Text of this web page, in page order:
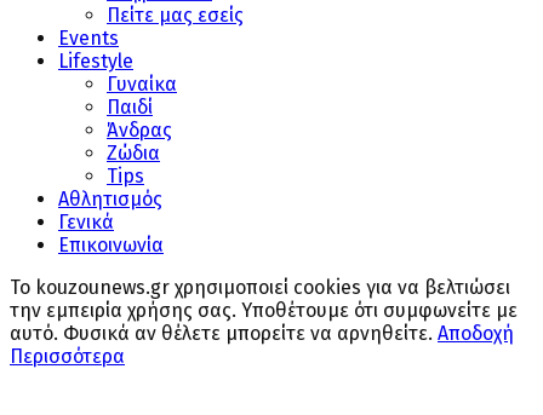
Πείτε μας εσείς
Events
Lifestyle
Γυναίκα
Παιδί
Άνδρας
Ζώδια
Tips
Αθλητισμός
Γενικά
Επικοινωνία
Το kouzounews.gr χρησιμοποιεί cookies για να βελτιώσει
την εμπειρία χρήσης σας. Υποθέτουμε ότι συμφωνείτε με
αυτό. Φυσικά αν θέλετε μπορείτε να αρνηθείτε. Αποδοχή
Περισσότερα